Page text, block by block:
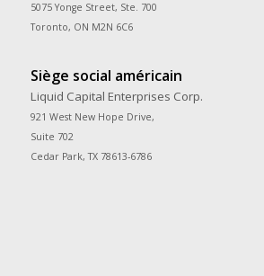
5075 Yonge Street, Ste. 700
Toronto, ON M2N 6C6
Siège social américain
Liquid Capital Enterprises Corp.
921 West New Hope Drive,
Suite 702
Cedar Park, TX 78613-6786